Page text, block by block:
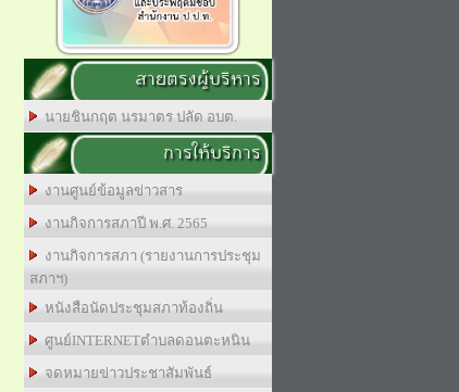
สายตรงผู้บริหาร
นายชินกฤต นรมาตร ปลัด อบต.
การให้บริการ
งานศูนย์ข้อมูลข่าวสาร
งานกิจการสภาปี พ.ศ. 2565
งานกิจการสภา (รายงานการประชุม
สภาฯ)
หนังสือนัดประชุมสภาท้องถิ่น
ศูนย์INTERNETตำบลดอนตะหนิน
จดหมายข่าวประชาสัมพันธ์